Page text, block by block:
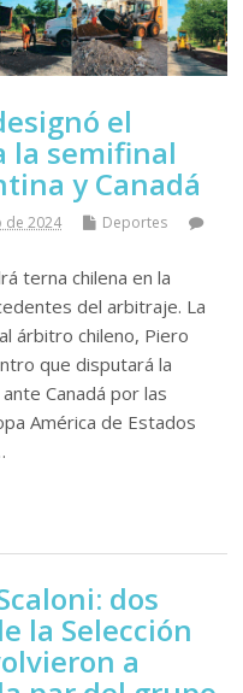
el
la semifinal
y Canadá
de 2024
Deportes
terna chilena en la
del arbitraje. La
árbitro chileno, Piero
que disputará la
Canadá por las
América de Estados
dos
la Selección
a